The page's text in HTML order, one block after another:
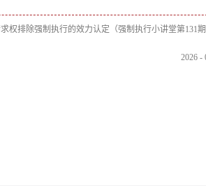
权排除强制执行的效力认定（强制执行小讲堂第131
2026 -